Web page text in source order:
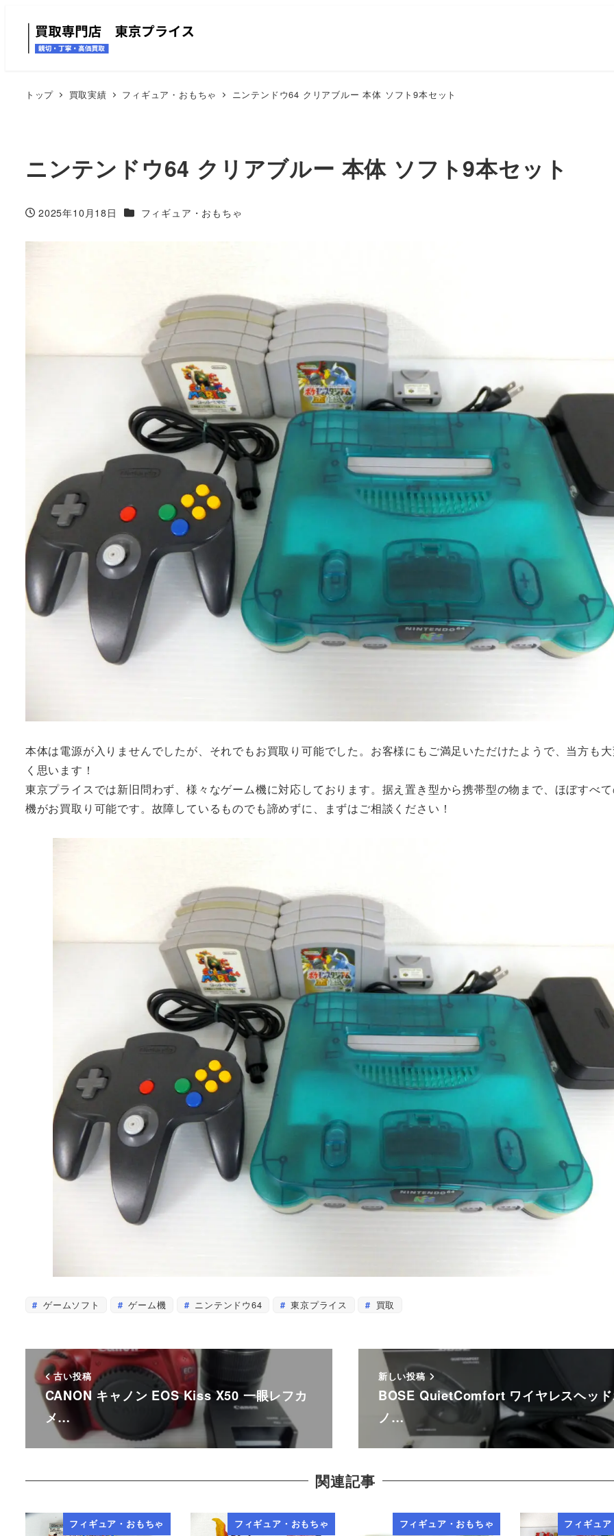
トップ 買取実績 フィギュア・おもちゃ ニンテンドウ64 クリアブルー 本体 ソフト9本セット
ニンテンドウ64 クリアブルー 本体 ソフト9本セット
投稿日
2025年10月18日 カテゴリー
フィギュア・おもちゃ
本体は電源が入りませんでしたが、それでもお買取り可能でした。お客様にもご満足いただけたようで、当方も
く思います！
東京プライスでは新旧問わず、様々なゲーム機に対応しております。据え置き型から携帯型の物まで、ほぼすべ
機がお買取り可能です。故障しているものでも諦めずに、まずはご相談ください！
ゲームソフト ゲーム機 ニンテンドウ64 東京プライス 買取
古い投稿
CANON キャノン EOS Kiss X50 一眼レフカ
メ…
新しい投稿
BOSE QuietComfort ワイヤレスヘッ
ノ…
関連記事
フィギュア・おもちゃ フィギュア・おもちゃ フィギュア・おもちゃ フィギュ